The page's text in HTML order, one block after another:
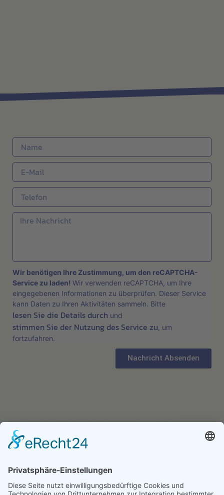
Wir benötigen Ihre Zustimmung, um den reCAPTCHA-
Service zu laden! Wir verwenden reCAPTCHA, um Ihre
eingegebenen Informationen zu überprüfen. Dieser Service
kann Daten zu Ihren Aktivitäten sammeln. Bitte
lesen Sie die Details durch und
stimmen Sie der Nutzung des Service zu , um
fortzufahren.
Nachricht Absenden
Jürgen Walter
40235 Düsseldorf
Tel.: 0211/69879574